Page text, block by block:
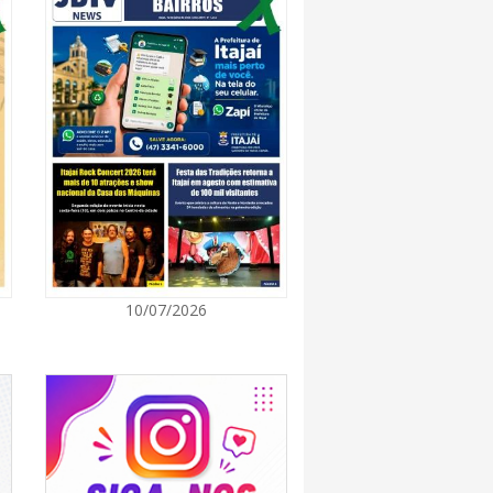
Ensino inicia entrega de novos uniformes
de SC expande e abre primeira unidade
navegantino estreia no Cineteatro
10/07/2026